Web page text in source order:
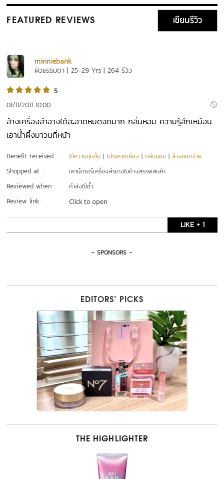
FEATURED REVIEWS เขียนรีวิว
minniebank
ผิวธรรมดา | 25-29 Yrs | 264 รีวิว
5
01/11/2011 10:00
ล้างเครื่องสำอางได้สะอาดหมดจดมาก กลิ่นหอม ความรู้สึกเหมือน
เอาน้ำผึ้งมาวนที่หน้า
Benefit received : ให้ความชุ่มชื้น |ไม่ระคายเคือง |กลิ่นหอม |ล้างออกง่าย
Shopped at : เคาน์เตอร์เครื่องสำอางในห้างสรรพสินค้า
Reviewed when : กำลังใช้ซ้ำ
Review link : Click to open
LIKE + 1
- SPONSORS -
EDITORS’ PICKS
THE HIGHLIGHTER